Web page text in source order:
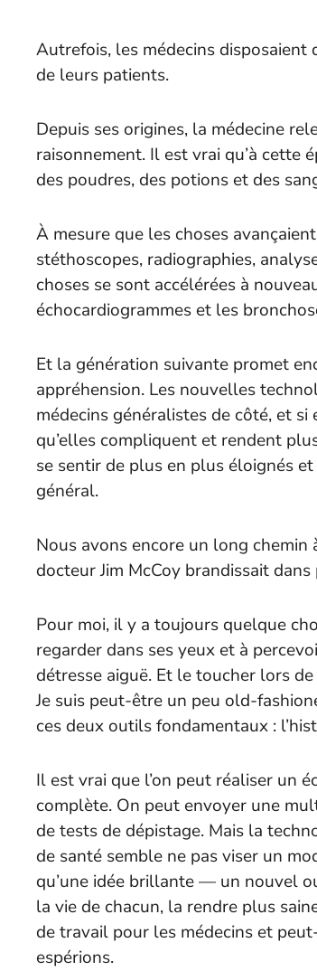
Autrefois, les médecins
de leurs patients.
Depuis ses origines, la médecine
raisonnement. Il est vrai qu’à cette
des poudres, des potions et des
À mesure que les choses
stéthoscopes, radiographies,
choses se sont accélérées à
échocardiogrammes et les
Et la génération suivante promet
appréhension. Les nouvelles
médecins généralistes de côté, et
qu’elles compliquent et rendent
se sentir de plus en plus éloignés
général.
Nous avons encore un long
docteur Jim McCoy brandissait
Pour moi, il y a toujours quelque
regarder dans ses yeux et à
détresse aiguë. Et le toucher lors
Je suis peut-être un peu old-
ces deux outils fondamentaux :
Il est vrai que l’on peut réaliser un
complète. On peut envoyer une
de tests de dépistage. Mais la
de santé semble ne pas viser un
qu’une idée brillante — un nouvel
la vie de chacun, la rendre plus
de travail pour les médecins et
espérions.